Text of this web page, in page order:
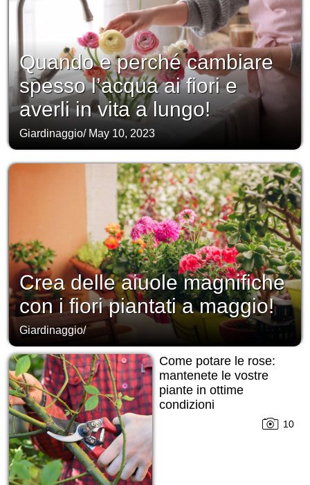
Quando e perché cambiare
spesso l’acqua ai fiori e
averli in vita a lungo!
Giardinaggio/ May 10, 2023
Crea delle aiuole magnifiche
con i fiori piantati a maggio!
Giardinaggio/
Come potare le rose:
mantenete le vostre
piante in ottime
condizioni
10